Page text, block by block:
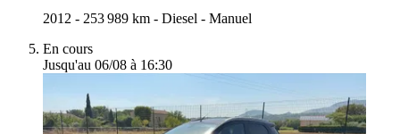
2012 - 253 989 km - Diesel - Manuel
En cours
Jusqu'au 06/08 à 16:30